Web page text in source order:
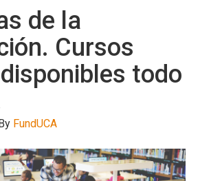
de la
Cursos
todo
FundUCA